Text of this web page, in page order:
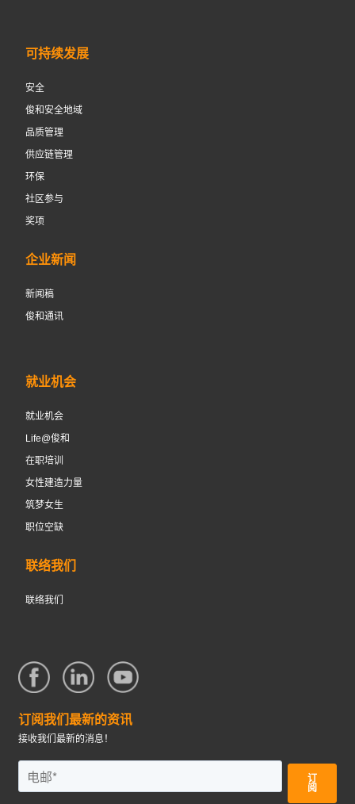
可持续发展
安全
俊和安全地域
品质管理
供应链管理
环保
社区参与
奖项
企业新闻
新闻稿
俊和通讯
就业机会
就业机会
Life@俊和
在职培训
女性建造力量
筑梦女生
职位空缺
联络我们
联络我们
订阅我们最新的资讯
接收我们最新的消息！